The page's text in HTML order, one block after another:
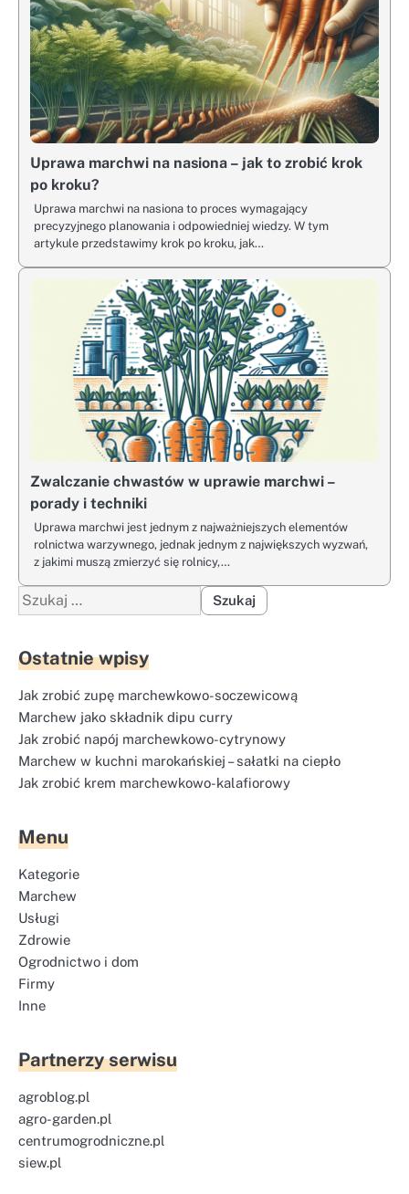
Uprawa marchwi na nasiona – jak to zrobić krok
po kroku?
Uprawa marchwi na nasiona to proces wymagający
precyzyjnego planowania i odpowiedniej wiedzy. W tym
artykule przedstawimy krok po kroku, jak…
Zwalczanie chwastów w uprawie marchwi –
porady i techniki
Uprawa marchwi jest jednym z najważniejszych elementów
rolnictwa warzywnego, jednak jednym z największych wyzwań,
z jakimi muszą zmierzyć się rolnicy,…
Szukaj:
Ostatnie wpisy
Jak zrobić zupę marchewkowo-soczewicową
Marchew jako składnik dipu curry
Jak zrobić napój marchewkowo-cytrynowy
Marchew w kuchni marokańskiej – sałatki na ciepło
Jak zrobić krem marchewkowo-kalafiorowy
Menu
Kategorie
Marchew
Usługi
Zdrowie
Ogrodnictwo i dom
Firmy
Inne
Partnerzy serwisu
agroblog.pl
agro-garden.pl
centrumogrodniczne.pl
siew.pl